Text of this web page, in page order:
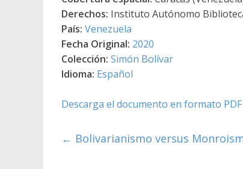
Derechos: Instituto Autónomo
País: Venezuela
Fecha Original: 2020
Colección: Simón Bolívar
Idioma: Español
Descarga el documento en formato PDF
← Bolivarianismo versus